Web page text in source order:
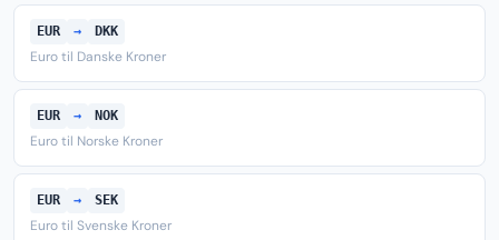
EUR → DKK
Euro til Danske Kroner
EUR → NOK
Euro til Norske Kroner
EUR → SEK
Euro til Svenske Kroner